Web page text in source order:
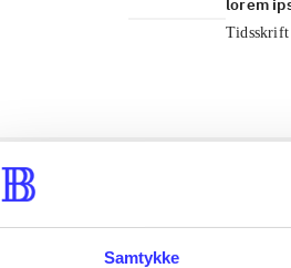
Samtykke
lorem
Tidsskrift